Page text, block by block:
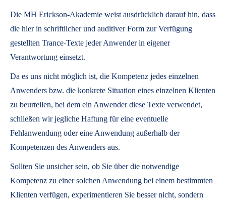
Die MH Erickson-Akademie weist ausdrücklich darauf hin, dass
die hier in schriftlicher und auditiver Form zur Verfügung
gestellten Trance-Texte jeder Anwender in eigener
Verantwortung einsetzt.
Da es uns nicht möglich ist, die Kompetenz jedes einzelnen
Anwenders bzw. die konkrete Situation eines einzelnen Klienten
zu beurteilen, bei dem ein Anwender diese Texte verwendet,
schließen wir jegliche Haftung für eine eventuelle
Fehlanwendung oder eine Anwendung außerhalb der
Kompetenzen des Anwenders aus.
Sollten Sie unsicher sein, ob Sie über die notwendige
Kompetenz zu einer solchen Anwendung bei einem bestimmten
Klienten verfügen, experimentieren Sie besser nicht, sondern